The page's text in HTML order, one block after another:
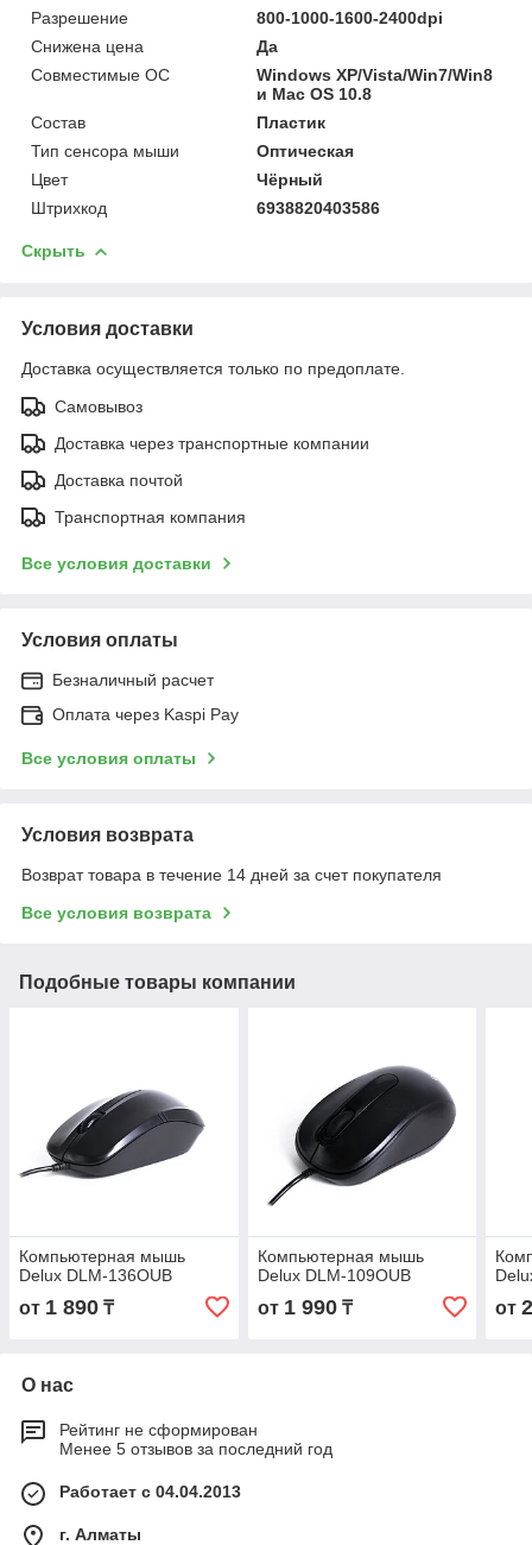
Разрешение
800-1000-1600-2400dpi
Снижена цена
Да
Совместимые ОС
Windows XP/Vista/Win7/Win8
и Mac OS 10.8
Состав
Пластик
Тип сенсора мыши
Оптическая
Цвет
Чёрный
Штрихкод
6938820403586
Скрыть
Условия доставки
Доставка осуществляется только по предоплате.
Самовывоз
Доставка через транспортные компании
Доставка почтой
Транспортная компания
Все условия доставки
Условия оплаты
Безналичный расчет
Оплата через Kaspi Pay
Все условия оплаты
Условия возврата
Возврат товара в течение 14 дней за счет покупателя
Все условия возврата
Подобные товары компании
Компьютерная мышь
Delux DLM-136OUB
от 1 890 ₸
Компьютерная мышь
Delux DLM-109OUB
от 1 990₸ от
О нас
Рейтинг не сформирован
Менее 5 отзывов за последний год
Работает с 04.04.2013
г. Алматы